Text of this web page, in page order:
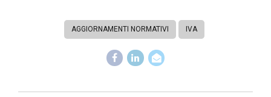
AGGIORNAMENTI NORMATIVI IVA